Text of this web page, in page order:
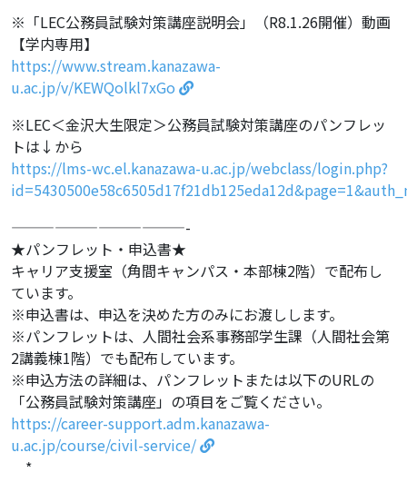
※「LEC公務員試験対策講座説明会」（R8.1.26開催）動画
【学内専用】
https://www.stream.kanazawa-
u.ac.jp/v/KEWQolkl7xGo
※LEC＜金沢大生限定＞公務員試験対策講座のパンフレッ
トは↓から
https://lms-wc.el.kanazawa-u.ac.jp/webclass/login.php?
————————————-
★パンフレット・申込書★
キャリア支援室（角間キャンパス・本部棟2階）で配布し
ています。
※申込書は、申込を決めた方のみにお渡しします。
※パンフレットは、人間社会系事務部学生課（人間社会第
2講義棟1階）でも配布しています。
※申込方法の詳細は、パンフレットまたは以下のURLの
「公務員試験対策講座」の項目をご覧ください。
https://career-support.adm.kanazawa-
u.ac.jp/course/civil-service/
*